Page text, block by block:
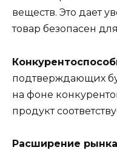
веществ. Это дает
товар безопасен
подтверждающих
на фоне
продукт
Расширение рынка